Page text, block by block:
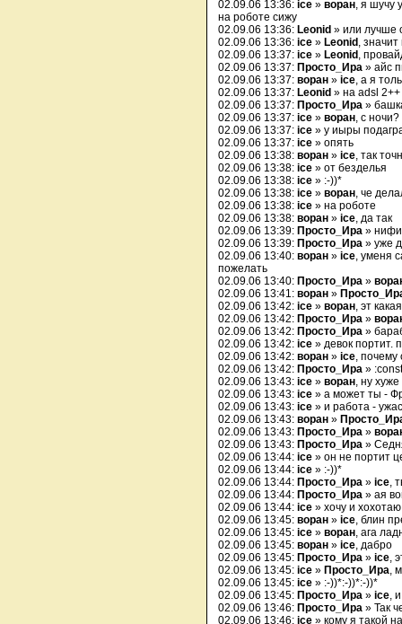
02.09.06 13:36: ice » воран, я шучу
на роботе сижу
02.09.06 13:36: Leonid » или лучше
02.09.06 13:36: ice » Leonid , значит
02.09.06 13:37: ice » Leonid ,
02.09.06 13:37: Просто_Ира » айс
02.09.06 13:37: воран » ice, а я
02.09.06 13:37: Leonid » на adsl 2++
02.09.06 13:37: Просто_Ира »
02.09.06 13:37: ice » воран, с ночи?
02.09.06 13:37: ice » у иыры
02.09.06 13:37: ice » опять
02.09.06 13:38: воран » ice, так
02.09.06 13:38: ice » от безделья
02.09.06 13:38: ice » :-))*
02.09.06 13:38: ice » воран, че
02.09.06 13:38: ice » на роботе
02.09.06 13:38: воран » ice, да так
02.09.06 13:39: Просто_Ира »
02.09.06 13:39: Просто_Ира » уже
02.09.06 13:40: воран » ice, уменя
пожелать
02.09.06 13:40: Просто_Ира »
02.09.06 13:41: воран »
02.09.06 13:42: ice » воран, эт
02.09.06 13:42: Просто_Ира »
02.09.06 13:42: Просто_Ира »
02.09.06 13:42: ice » девок портит.
02.09.06 13:42: воран » ice, почему
02.09.06 13:42: Просто_Ира »
02.09.06 13:43: ice » воран, ну
02.09.06 13:43: ice » а может ты -
02.09.06 13:43: ice » и работа -
02.09.06 13:43: воран »
02.09.06 13:43: Просто_Ира »
02.09.06 13:43: Просто_Ира »
02.09.06 13:44: ice » он не портит
02.09.06 13:44: ice » :-))*
02.09.06 13:44: Просто_Ира » ice,
02.09.06 13:44: Просто_Ира » ая
02.09.06 13:44: ice » хочу и хохотаю
02.09.06 13:45: воран » ice, блин
02.09.06 13:45: ice » воран, ага
02.09.06 13:45: воран » ice, дабро
02.09.06 13:45: Просто_Ира » ice,
02.09.06 13:45: ice » Просто_Ира,
02.09.06 13:45: ice » :-))*:-))*:-))*
02.09.06 13:45: Просто_Ира » ice,
02.09.06 13:46: Просто_Ира » Так
02.09.06 13:46: ice » кому я такой